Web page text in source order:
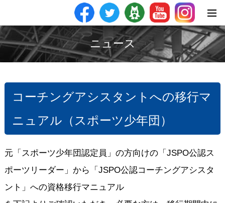
ニュース
コーチングアシスタントへの移行マ
ニュアル（スポーツ少年団）
元「スポーツ少年団認定員」の方向けの「 JSPO公認ス
ポーツリーダー」から
「 JSPO公認コーチングアシスタ
ント」への資格移行マニュアル